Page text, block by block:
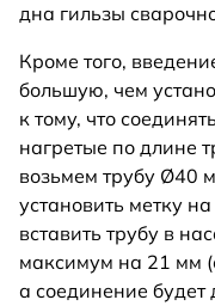
дна гильзы
Кроме того,
большую, чем
к тому, что
нагретые по длине
возьмем трубу Ø40
установить метку
вставить трубу в
максимум на 21 мм
а соединение будет